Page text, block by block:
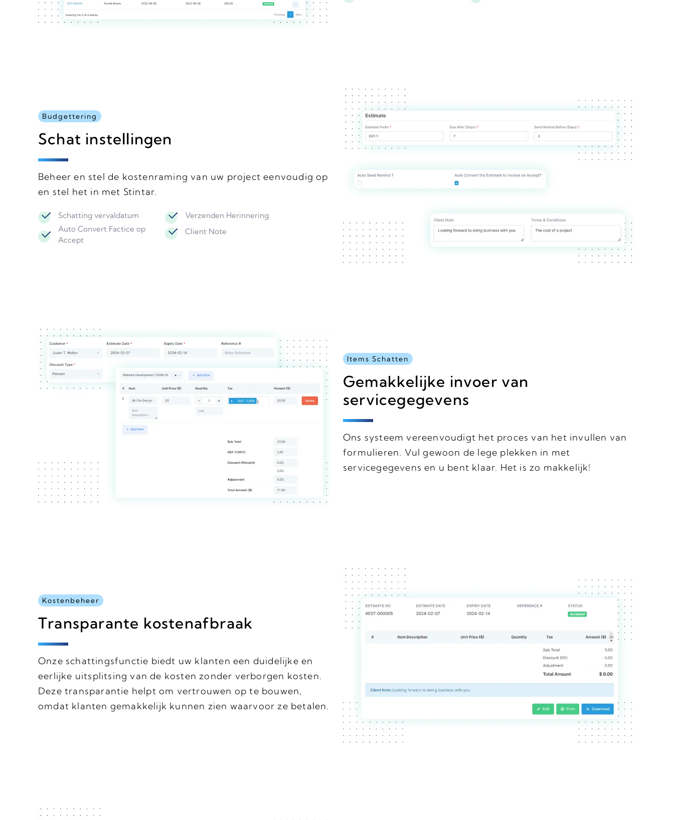
Budgettering
Schat instellingen
Beheer en stel de kostenraming van uw project eenvoudig op
en stel het in met Stintar.
Schatting vervaldatum
Verzenden Herinnering
Auto Convert Factice op
Accept
Client Note
Items Schatten
Gemakkelijke invoer van
servicegegevens
Ons systeem vereenvoudigt het proces van het invullen van
formulieren. Vul gewoon de lege plekken in met
servicegegevens en u bent klaar. Het is zo makkelijk!
Kostenbeheer
Transparante kostenafbraak
Onze schattingsfunctie biedt uw klanten een duidelijke en
eerlijke uitsplitsing van de kosten zonder verborgen kosten.
Deze transparantie helpt om vertrouwen op te bouwen,
omdat klanten gemakkelijk kunnen zien waarvoor ze betalen.